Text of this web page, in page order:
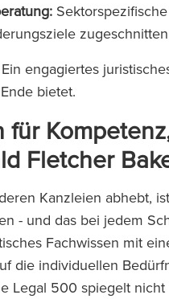
Ein engagiertes
bietet.
Fletcher
Kanzleien abhebt,
- und das bei jedem
Fachwissen mit
die individuellen
Legal 500 spiegelt